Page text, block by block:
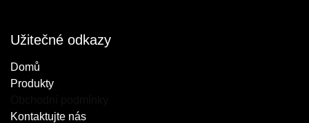
Užitečné odkazy
Do​mů
Produkty
Kontaktujte nás